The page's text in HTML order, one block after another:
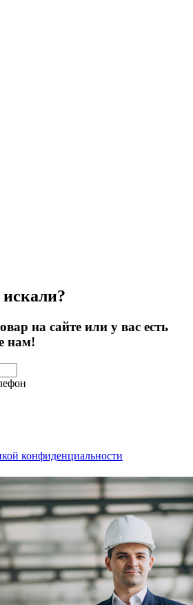
на сайте или у вас есть
нам!
конфиденциальности